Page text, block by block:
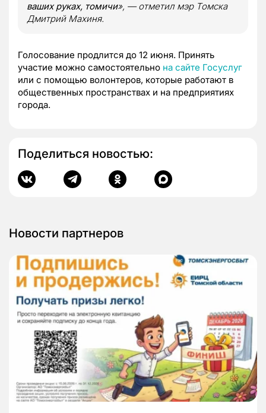
ваших руках, томичи», — отметил мэр Томска
Дмитрий Махиня.
Голосование продлится до 12 июня. Принять
участие можно самостоятельно на сайте Госуслуг
или с помощью волонтеров, которые работают в
общественных пространствах и на предприятиях
города.
Поделиться новостью:
Новости партнеров